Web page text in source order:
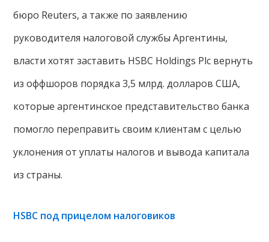
бюро Reuters, а также по заявлению
руководителя налоговой службы Аргентины,
власти хотят заставить HSBC Holdings Plc вернуть
из оффшоров порядка 3,5 млрд. долларов США,
которые аргентинское представительство банка
помогло переправить своим клиентам с целью
уклонения от уплаты налогов и вывода капитала
из страны.
HSBC под прицелом налоговиков